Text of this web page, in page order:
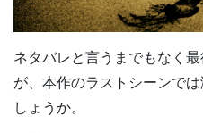
ネタバレと言うまでもなく
が、本作のラストシーンで
しょうか。